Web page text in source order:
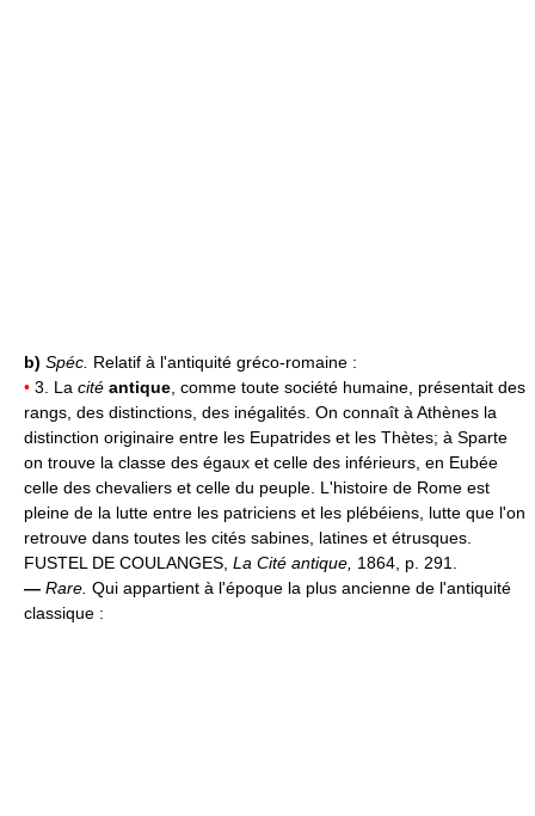
b) Spéc. Relatif à l'antiquité gréco-romaine :
• 3. La cité antique , comme toute société humaine, présentait des
rangs, des distinctions, des inégalités. On connaît à Athènes la
distinction originaire entre les Eupatrides et les Thètes; à Sparte
on trouve la classe des égaux et celle des inférieurs, en Eubée
celle des chevaliers et celle du peuple. L'histoire de Rome est
pleine de la lutte entre les patriciens et les plébéiens, lutte que l'on
retrouve dans toutes les cités sabines, latines et étrusques.
FUSTEL DE COULANGES, La Cité antique, 1864, p. 291.
— Rare. Qui appartient à l'époque la plus ancienne de l'antiquité
classique :